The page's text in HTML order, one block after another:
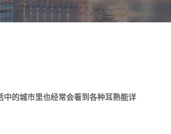
的城市里也经常会看到各种耳熟能详